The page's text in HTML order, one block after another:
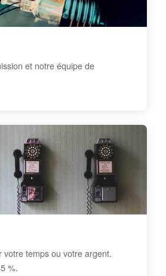
et notre équipe de
votre temps ou votre argent.
%.